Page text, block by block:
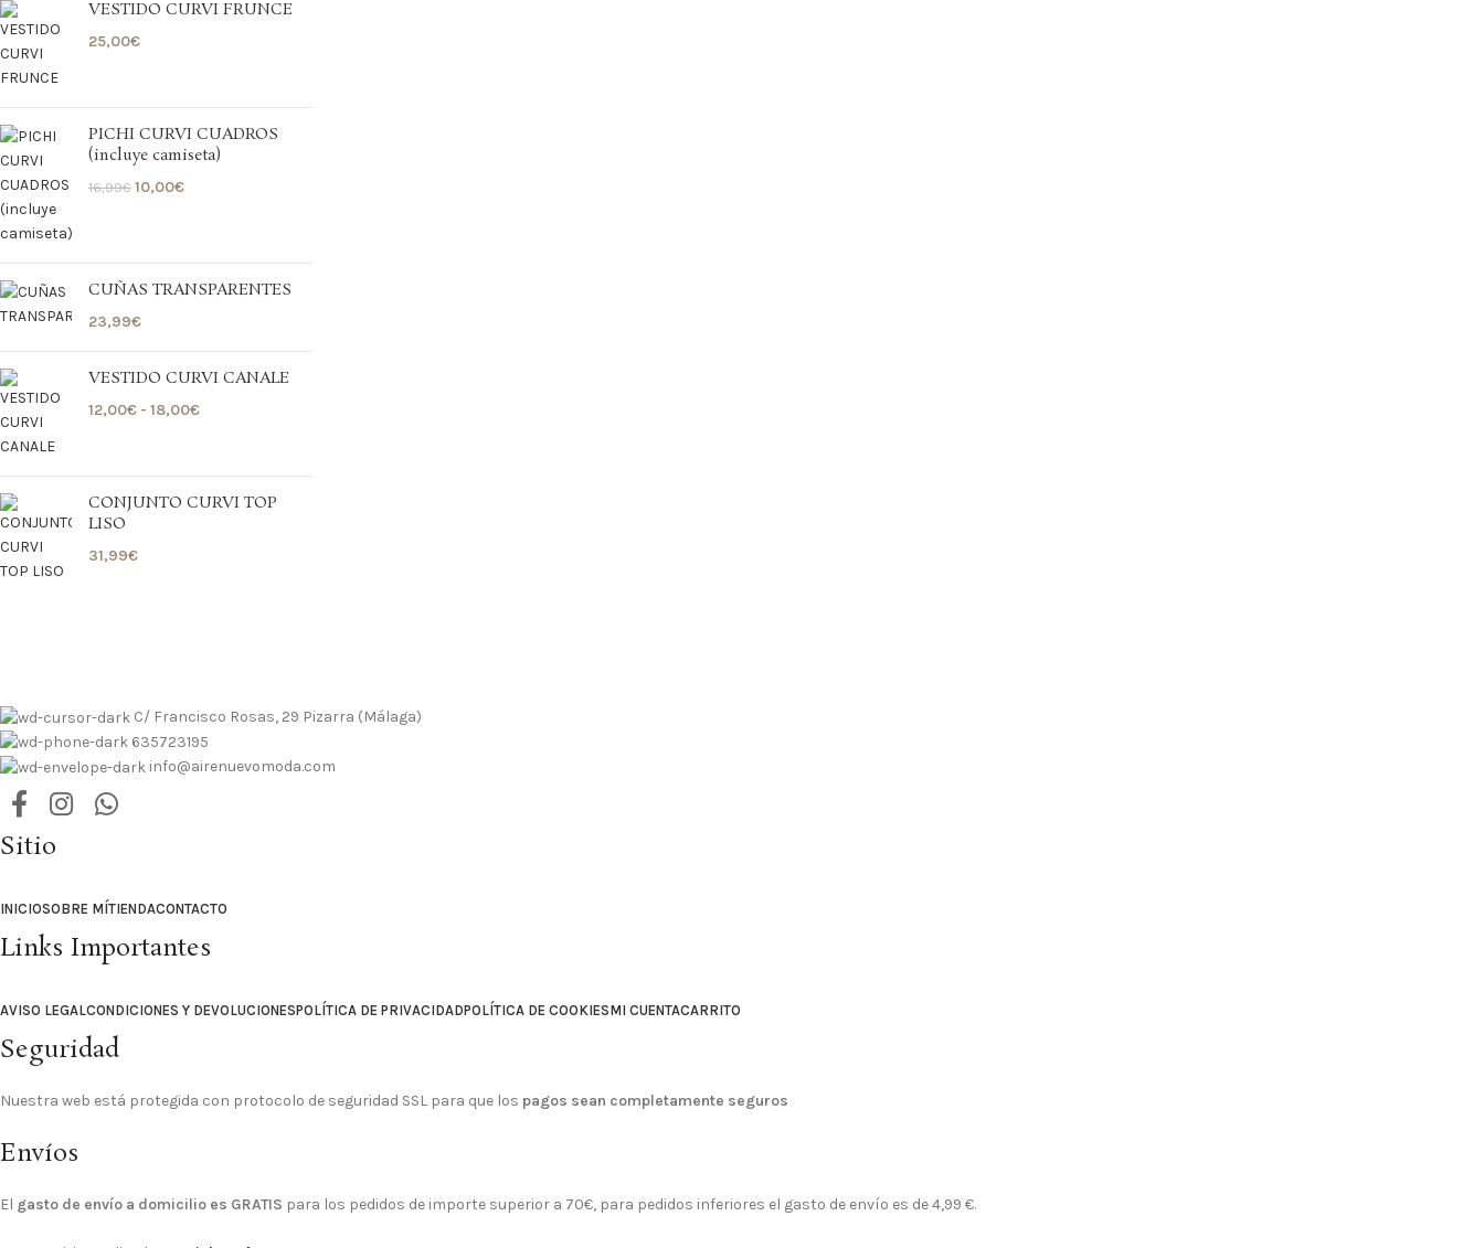
VESTIDO CURVI FRUNCE
25,00€
PICHI CURVI CUADROS
(incluye camiseta)
16,99€ 10,00€
CUÑAS TRANSPARENTES
23,99€
VESTIDO CURVI CANALE
12,00€ - 18,00€
CONJUNTO CURVI TOP
LISO
31,99€
C/ Francisco Rosas, 29 Pizarra (Málaga)
635723195
info@airenuevomoda.com
Sitio
INICIOSOBRE MÍTIENDACONTACTO
Links Importantes
AVISO LEGALCONDICIONES Y DEVOLUCIONESPOLÍTICA DE PRIVACIDADPOLÍTICA DE COOKIESMI CUENTACARRITO
Seguridad
Nuestra web está protegida con protocolo de seguridad SSL para que los pagos sean completamente seguros
Envíos
El gasto de envío a domicilio es GRATIS para los pedidos de importe superior a 70€, para pedidos inferiores el gasto de envío es de 4,99 €.